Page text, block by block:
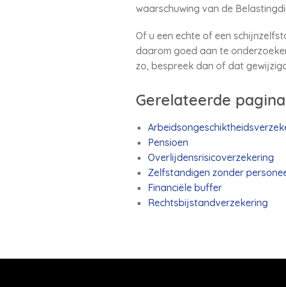
waarschuwing van de
Of u een echte of een
daarom goed aan te
zo, bespreek dan of dat
Gerelateerde
Pensioen
Overlijdensrisicoverzekering
Zelfstandigen zonder
Financiële buffer
Rechtsbijstandverzekering